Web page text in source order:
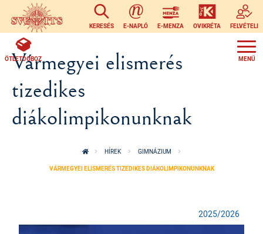
Ugrás a tartalomra
KERESÉS E-NAPLÓ E-MENZA OVIKRÉTA FELVÉTELI
ÖTLETDOBOZ
Vármegyei elismerés
tizedikes
diákolimpikonunknak
HÍREK GIMNÁZIUM
VÁRMEGYEI ELISMERÉS TIZEDIKES DIÁKOLIMPIKONUNKNAK
2025/2026